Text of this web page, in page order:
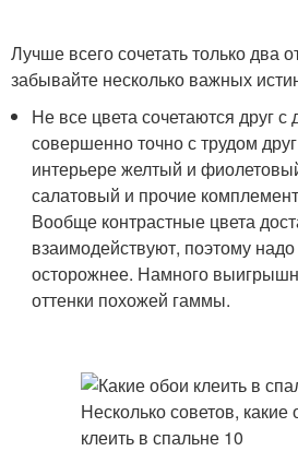
Лучше всего сочетать только два
забывайте несколько важных
Не все цвета сочетаются друг
совершенно точно с трудом
интерьере желтый и
салатовый и прочие
Вообще контрастные цвета
взаимодействуют, поэтому
осторожнее. Намного
оттенки похожей гаммы.